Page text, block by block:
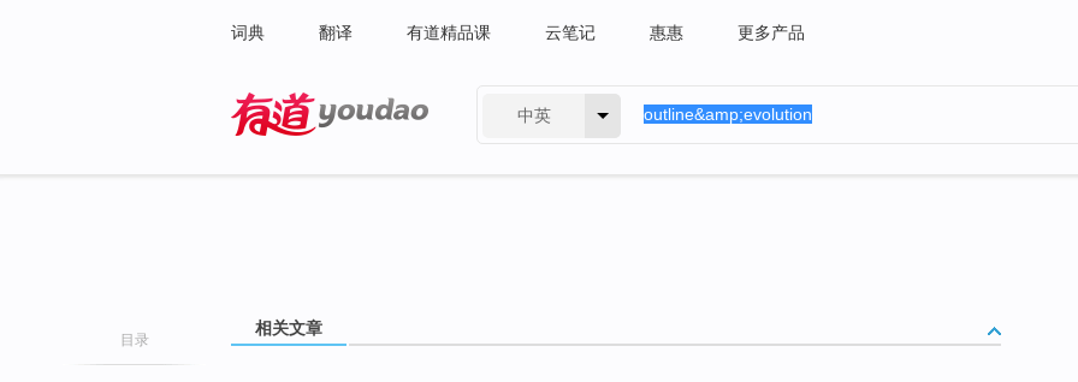
词典 翻译 有道精品课 云笔记 惠惠 更多产品
中英
目录
相关文章